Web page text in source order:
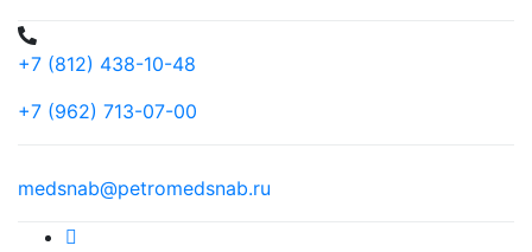
+7 (812) 438-10-48
+7 (962) 713-07-00
medsnab@petromedsnab.ru